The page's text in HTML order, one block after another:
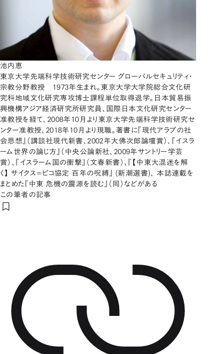
池内恵
東京大学先端科学技術研究センター グローバルセキュリティ・
宗教分野教授 1973年生まれ。東京大学大学院総合文化研
究科地域文化研究専攻博士課程単位取得退学。日本貿易振
興機構アジア経済研究所研究員、国際日本文化研究センター
准教授を経て、2008年10月より東京大学先端科学技術研究セ
ンター准教授、2018年10月より現職。著書に『現代アラブの社
会思想』（講談社現代新書、2002年大佛次郎論壇賞）、『イスラ
ーム世界の論じ方』（中央公論新社、2009年サントリー学芸
賞）、『イスラーム国の衝撃』（文春新書）、『【中東大混迷を解
く】 サイクス=ピコ協定 百年の呪縛』 (新潮選書)、 本誌連載を
まとめた『中東 危機の震源を読む』（同）などがある
この筆者の記事